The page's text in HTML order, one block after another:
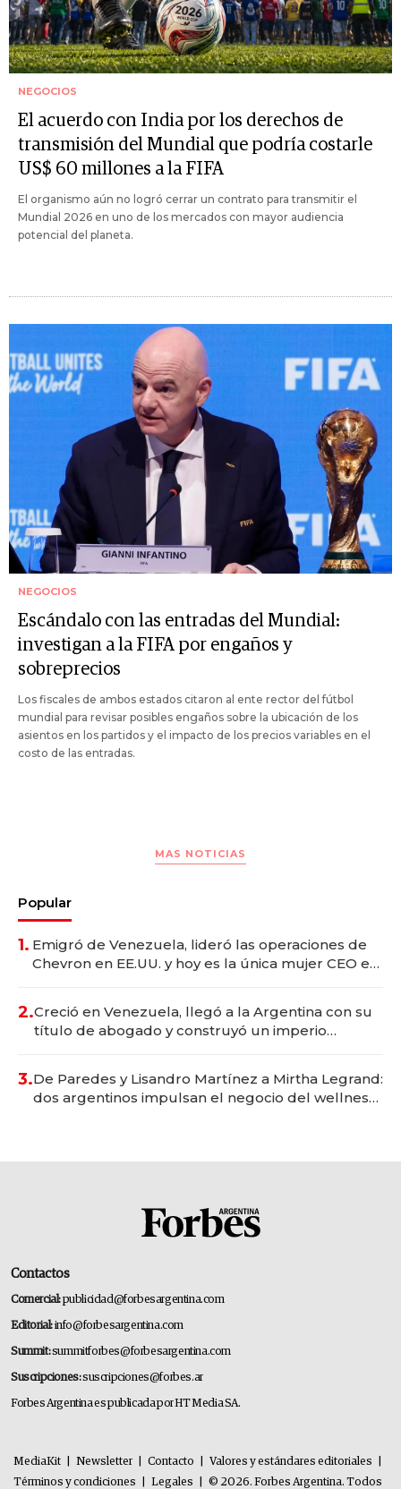
NEGOCIOS
El acuerdo con India por los derechos de
transmisión del Mundial que podría costarle
US$ 60 millones a la FIFA
El organismo aún no logró cerrar un contrato para transmitir el
Mundial 2026 en uno de los mercados con mayor audiencia
potencial del planeta.
NEGOCIOS
Escándalo con las entradas del Mundial:
investigan a la FIFA por engaños y
sobreprecios
Los fiscales de ambos estados citaron al ente rector del fútbol
mundial para revisar posibles engaños sobre la ubicación de los
asientos en los partidos y el impacto de los precios variables en el
costo de las entradas.
MAS NOTICIAS
Popular
1. Emigró de Venezuela, lideró las operaciones de
Chevron en EE.UU. y hoy es la única mujer CEO en
2.Creció en Venezuela, llegó a la Argentina con su
título de abogado y construyó un imperio
3.De Paredes y Lisandro Martínez a Mirtha Legrand:
dos argentinos impulsan el negocio del wellness
Contactos
Comercial:publicidad@forbesargentina.com
Editorial:info@forbesargentina.com
Summit:summitforbes@forbesargentina.com
Suscripciones:suscripciones@forbes.ar
Forbes Argentina es publicada por HT Media SA.
MediaKit Newsletter Contacto Valores y estándares editoriales
Términos y condiciones
Legales © 2026. Forbes Argentina. Todos